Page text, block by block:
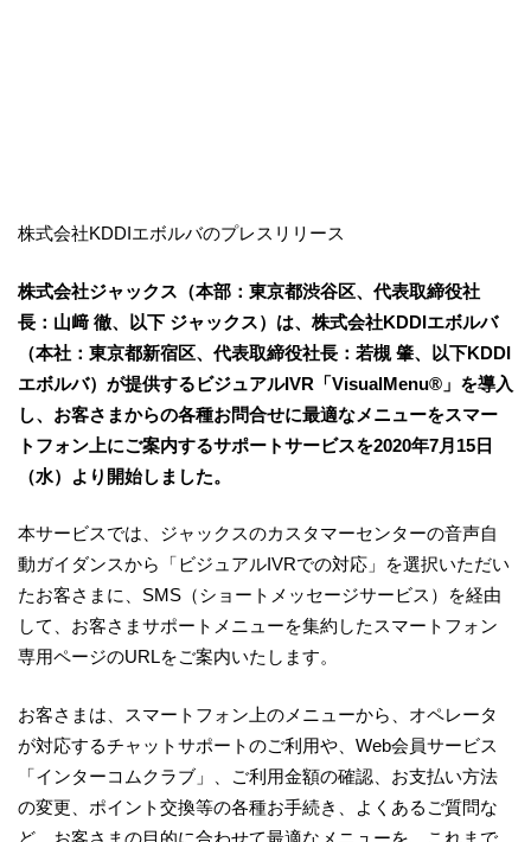
株式会社KDDIエボルバのプレスリリース
株式会社ジャックス（本部：東京都渋谷区、代表取締役社
長：山﨑 徹、以下 ジャックス）は、株式会社KDDIエボルバ
（本社：東京都新宿区、代表取締役社長：若槻 肇、以下KDDI
エボルバ）が提供するビジュアルIVR「VisualMenu®」を導入
し、お客さまからの各種お問合せに最適なメニューをスマー
トフォン上にご案内するサポートサービスを2020年7月15日
（水）より開始しました。
本サービスでは、ジャックスのカスタマーセンターの音声自
動ガイダンスから「ビジュアルIVRでの対応」を選択いただい
たお客さまに、SMS（ショートメッセージサービス）を経由
して、お客さまサポートメニューを集約したスマートフォン
専用ページのURLをご案内いたします。
お客さまは、スマートフォン上のメニューから、オペレータ
が対応するチャットサポートのご利用や、Web会員サービス
「インターコムクラブ」、ご利用金額の確認、お支払い方法
の変更、ポイント交換等の各種お手続き、よくあるご質問な
ど、お客さまの目的に合わせて最適なメニューを、これまで